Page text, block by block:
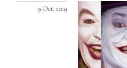
9 Oct. 2019